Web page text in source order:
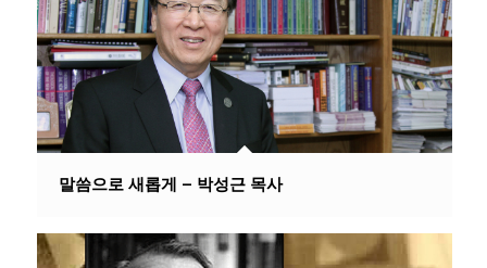
말씀으로 새롭게 – 박성근 목사